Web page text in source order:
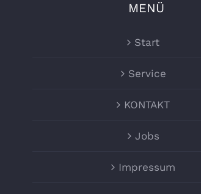
MENÜ
Start
Service
KONTAKT
Jobs
Impressum